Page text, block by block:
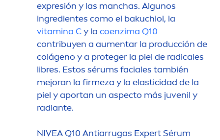
expresión y las manchas. Algunos
ingredientes como el bakuchiol, la
vitamina Cy la coenzima Q10
contribuyen a aumentar la producción de
colágeno y a proteger la piel de radicales
libres. Estos sérums faciales también
mejoran la firmeza y la elasticidad de la
piel y aportan un aspecto más juvenil y
radiante.
NIVEAQ10 Antiarrugas Expert Sérum